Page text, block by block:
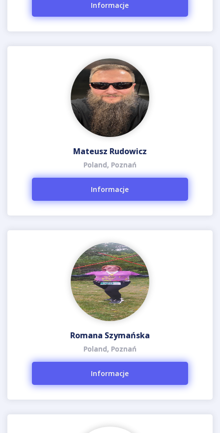
Informacje
Mateusz Rudowicz
Poland, Poznań
Informacje
Romana Szymańska
Poland, Poznań
Informacje